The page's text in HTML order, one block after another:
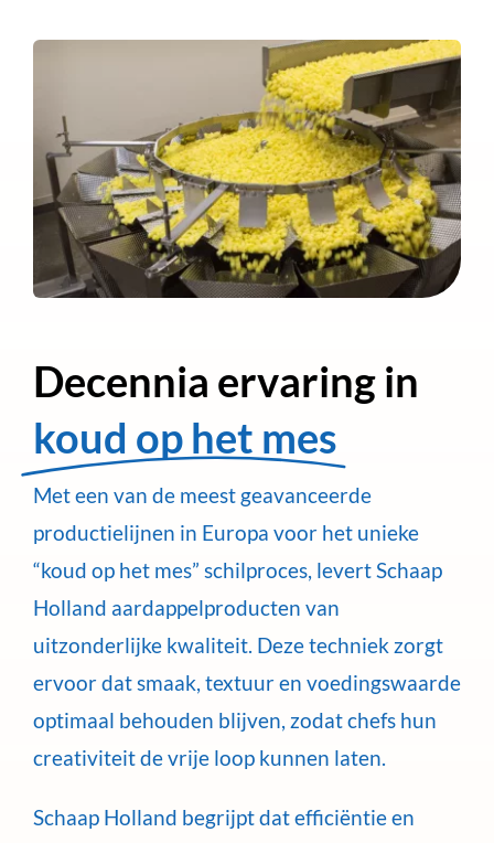
Decennia ervaring in
koud op het mes
Met een van de meest geavanceerde
productielijnen in Europa voor het unieke
“koud op het mes” schilproces, levert Schaap
Holland aardappelproducten van
uitzonderlijke kwaliteit. Deze techniek zorgt
ervoor dat smaak, textuur en voedingswaarde
optimaal behouden blijven, zodat chefs hun
creativiteit de vrije loop kunnen laten.
Schaap Holland begrijpt dat efficiëntie en